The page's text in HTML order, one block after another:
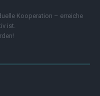
Kooperation – erreiche
ist.